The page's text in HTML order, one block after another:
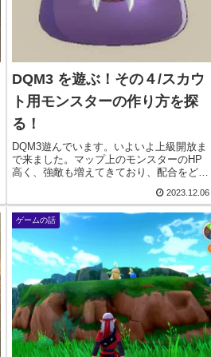
DQM3 を遊ぶ！その４/スカウ
ト用モンスターの作り方を探
る！
DQM3遊んでいます。いよいよ上級開放ま
で来ました。マップ上のモンスターのHP
高く、強敵も増えてきており、配合をどう
て思います。ですがやはり配合幅が広がる
と・・・スカウト用モンスターが欲しい！
序盤から、...
2023.12.06
ゲームの話